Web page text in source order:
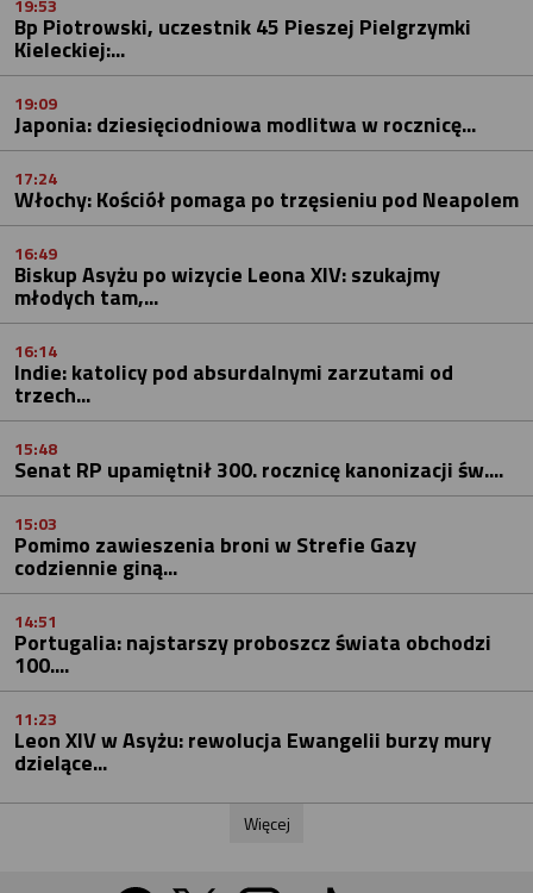
19:53
Bp Piotrowski, uczestnik 45 Pieszej Pielgrzymki
Kieleckiej:...
19:09
Japonia: dziesięciodniowa modlitwa w rocznicę...
17:24
Włochy: Kościół pomaga po trzęsieniu pod Neapolem
16:49
Biskup Asyżu po wizycie Leona XIV: szukajmy
młodych tam,...
16:14
Indie: katolicy pod absurdalnymi zarzutami od
trzech...
15:48
Senat RP upamiętnił 300. rocznicę kanonizacji św....
15:03
Pomimo zawieszenia broni w Strefie Gazy
codziennie giną...
14:51
Portugalia: najstarszy proboszcz świata obchodzi
100....
11:23
Leon XIV w Asyżu: rewolucja Ewangelii burzy mury
dzielące...
Więcej